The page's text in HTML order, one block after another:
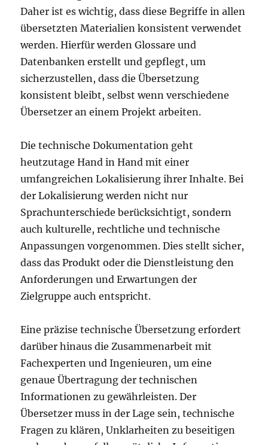
Daher ist es wichtig, dass diese Begriffe in allen
übersetzten Materialien konsistent verwendet
werden. Hierfür werden Glossare und
Datenbanken erstellt und gepflegt, um
sicherzustellen, dass die Übersetzung
konsistent bleibt, selbst wenn verschiedene
Übersetzer an einem Projekt arbeiten.
Die technische Dokumentation geht
heutzutage Hand in Hand mit einer
umfangreichen Lokalisierung ihrer Inhalte. Bei
der Lokalisierung werden nicht nur
Sprachunterschiede berücksichtigt, sondern
auch kulturelle, rechtliche und technische
Anpassungen vorgenommen. Dies stellt sicher,
dass das Produkt oder die Dienstleistung den
Anforderungen und Erwartungen der
Zielgruppe auch entspricht.
Eine präzise technische Übersetzung erfordert
darüber hinaus die Zusammenarbeit mit
Fachexperten und Ingenieuren, um eine
genaue Übertragung der technischen
Informationen zu gewährleisten. Der
Übersetzer muss in der Lage sein, technische
Fragen zu klären, Unklarheiten zu beseitigen